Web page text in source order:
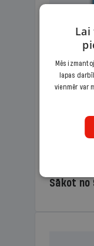
Ģimenes
Sākot no
Mēs
lapas
vienmēr var